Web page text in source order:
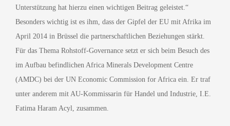
Unterstützung hat hierzu einen wichtigen Beitrag geleistet.“
Besonders wichtig ist es ihm, dass der Gipfel der EU mit Afrika im
April 2014 in Brüssel die partnerschaftlichen Beziehungen stärkt.
Für das Thema Rohstoff-Governance setzt er sich beim Besuch des
im Aufbau befindlichen Africa Minerals Development Centre
(AMDC) bei der UN Economic Commission for Africa ein. Er traf
unter anderem mit AU-Kommissarin für Handel und Industrie, I.E.
Fatima Haram Acyl, zusammen.